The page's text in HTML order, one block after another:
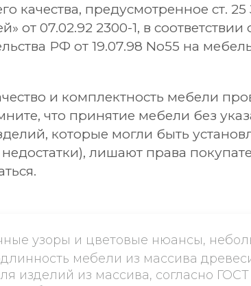
качества, предусмотренное ст.
от 07.02.92 2300-1, в соответствии
РФ от 19.07.98 No55 на
и комплектность мебели
что принятие мебели без
которые могли быть
лишают права
узоры и цветовые нюансы,
мебели из массива
изделий из массива, согласно ГОСТ